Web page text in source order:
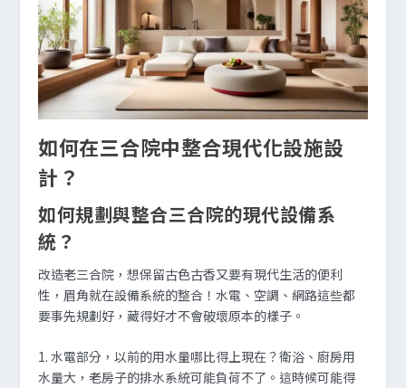
如何在三合院中整合現代化設施設
計？
如何規劃與整合三合院的現代設備系
統？
改造老三合院，想保留古色古香又要有現代生活的便利
性，眉角就在設備系統的整合！水電、空調、網路這些都
要事先規劃好，藏得好才不會破壞原本的樣子。
1. 水電部分，以前的用水量哪比得上現在？衛浴、廚房用
水量大，老房子的排水系統可能負荷不了。這時候可能得